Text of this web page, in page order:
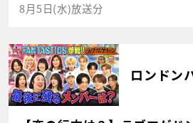
8月5日(水)放送分
ロンドン